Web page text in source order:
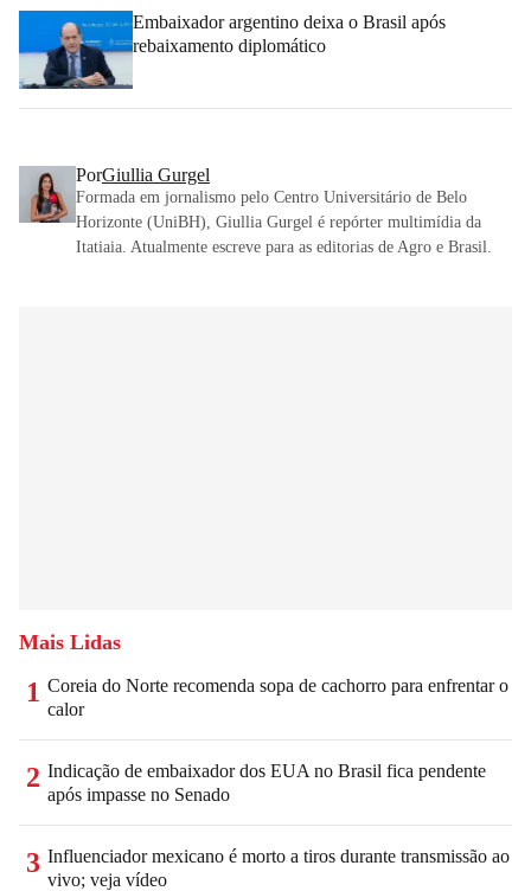
Embaixador argentino deixa o Brasil após
rebaixamento diplomático
PorGiullia Gurgel
Formada em jornalismo pelo Centro Universitário de Belo
Horizonte (UniBH), Giullia Gurgel é repórter multimídia da
Itatiaia. Atualmente escreve para as editorias de Agro e Brasil.
Mais Lidas
1 Coreia do Norte recomenda sopa de cachorro para enfrentar o
calor
2 Indicação de embaixador dos EUA no Brasil fica pendente
após impasse no Senado
3 Influenciador mexicano é morto a tiros durante transmissão ao
vivo; veja vídeo